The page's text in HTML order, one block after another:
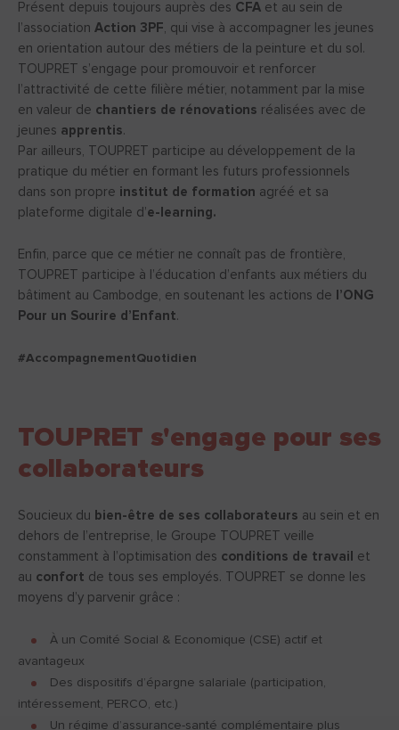
Présent depuis toujours auprès des CFA et au sein de
l’association Action 3PF, qui vise à accompagner les jeunes
en orientation autour des métiers de la peinture et du sol.
TOUPRET s’engage pour promouvoir et renforcer
l’attractivité de cette filière métier, notamment par la mise
en valeur de chantiers de rénovations réalisées avec de
jeunes apprentis.
Par ailleurs, TOUPRET participe au développement de la
pratique du métier en formant les futurs professionnels
dans son propre institut de formation agréé et sa
plateforme digitale d’e-learning.
Enfin, parce que ce métier ne connaît pas de frontière,
TOUPRET participe à l’éducation d’enfants aux métiers du
bâtiment au Cambodge, en soutenant les actions de
l’ONG
Pour un Sourire d’Enfant.
#AccompagnementQuotidien
TOUPRET s'engage pour ses
collaborateurs
Soucieux du bien-être de ses collaborateurs au sein et en
dehors de l’entreprise, le Groupe TOUPRET veille
constamment à l’optimisation des conditions de travail
et
au confort de tous ses employés. TOUPRET se donne les
moyens d’y parvenir grâce :
À un Comité Social & Economique (CSE) actif et
avantageux
Des dispositifs d’épargne salariale (participation,
intéressement, PERCO, etc.)
Un régime d’assurance-santé complémentaire plus